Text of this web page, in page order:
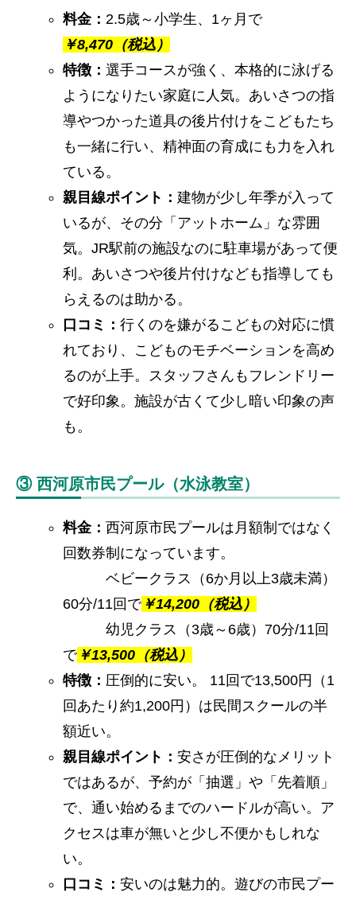
料金： 2.5歳～小学生、1ヶ月で
￥8,470（税込）
特徴：選手コースが強く、本格的に泳げる
ようになりたい家庭に人気。あいさつの指
導やつかった道具の後片付けをこどもたち
も一緒に行い、精神面の育成にも力を入れ
ている。
親目線ポイント：建物が少し年季が入って
いるが、その分「アットホーム」な雰囲
気。JR駅前の施設なのに駐車場があって便
利。あいさつや後片付けなども指導しても
らえるのは助かる。
口コミ：行くのを嫌がるこどもの対応に慣
れており、こどものモチベーションを高め
るのが上手。スタッフさんもフレンドリー
で好印象。施設が古くて少し暗い印象の声
も。
③ 西河原市民プール（水泳教室）
料金：西河原市民プールは月額制ではなく
回数券制になっています。
ベビークラス（6か月以上3歳未満）
60分/11回で ￥14,200（税込）
幼児クラス（3歳～6歳）70分/11回
で ￥13,500（税込）
特徴： 圧倒的に安い。 11回で13,500円（1
回あたり約1,200円）は民間スクールの半
額近い。
親目線ポイント：安さが圧倒的なメリット
ではあるが、予約が「抽選」や「先着順」
で、通い始めるまでのハードルが高い。ア
クセスは車が無いと少し不便かもしれな
い。
口コミ：安いのは魅力的。遊びの市民プー